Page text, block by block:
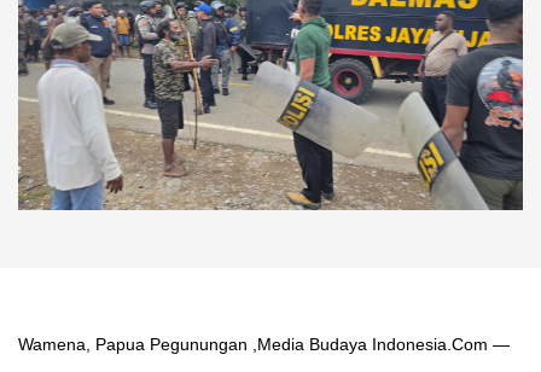
Wamena, Papua Pegunungan ,Media Budaya Indonesia.Com —